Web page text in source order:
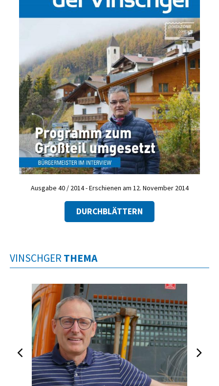
Ausgabe 40 / 2014 - Erschienen am 12. November 2014
DURCHBLÄTTERN
VINSCHGER THEMA